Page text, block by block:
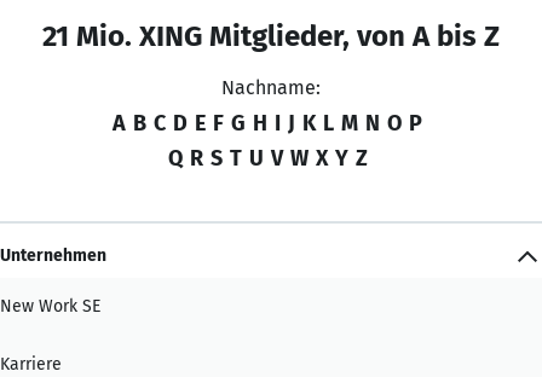
21 Mio. XING Mitglieder, von A bis Z
Nachname:
A B C D E F G H I J K L M N O P
Q R S T U V W X Y Z
Unternehmen
New Work SE
Karriere